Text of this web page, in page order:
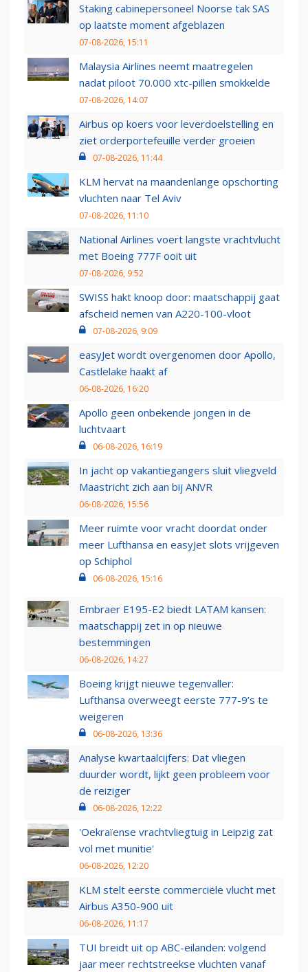
Staking cabinepersoneel Noorse tak SAS
op laatste moment afgeblazen
07-08-2026, 15:11
Malaysia Airlines neemt maatregelen
nadat piloot 70.000 xtc-pillen smokkelde
07-08-2026, 14:07
Airbus op koers voor leverdoelstelling en
ziet orderportefeuille verder groeien
07-08-2026, 11:44
KLM hervat na maandenlange opschorting
vluchten naar Tel Aviv
07-08-2026, 11:10
National Airlines voert langste vrachtvlucht
met Boeing 777F ooit uit
07-08-2026, 9:52
SWISS hakt knoop door: maatschappij gaat
afscheid nemen van A220-100-vloot
07-08-2026, 9:09
easyJet wordt overgenomen door Apollo,
Castlelake haakt af
06-08-2026, 16:20
Apollo geen onbekende jongen in de
luchtvaart
06-08-2026, 16:19
In jacht op vakantiegangers sluit vliegveld
Maastricht zich aan bij ANVR
06-08-2026, 15:56
Meer ruimte voor vracht doordat onder
meer Lufthansa en easyJet slots vrijgeven
op Schiphol
06-08-2026, 15:16
Embraer E195-E2 biedt LATAM kansen:
maatschappij zet in op nieuwe
bestemmingen
06-08-2026, 14:27
Boeing krijgt nieuwe tegenvaller:
Lufthansa overweegt eerste 777-9’s te
weigeren
06-08-2026, 13:36
Analyse kwartaalcijfers: Dat vliegen
duurder wordt, lijkt geen probleem voor
de reiziger
06-08-2026, 12:22
'Oekraïense vrachtvliegtuig in Leipzig zat
vol met munitie'
06-08-2026, 12:20
KLM stelt eerste commerciële vlucht met
Airbus A350-900 uit
06-08-2026, 11:17
TUI breidt uit op ABC-eilanden: volgend
jaar meer rechtstreekse vluchten vanaf